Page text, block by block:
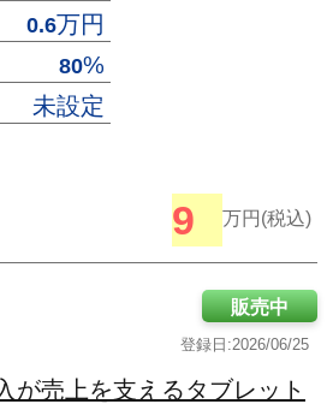
0.6万円
80%
未設定
9 万円(税込)
登録日:2026/06/25
販売中
が売上を支えるタブレット